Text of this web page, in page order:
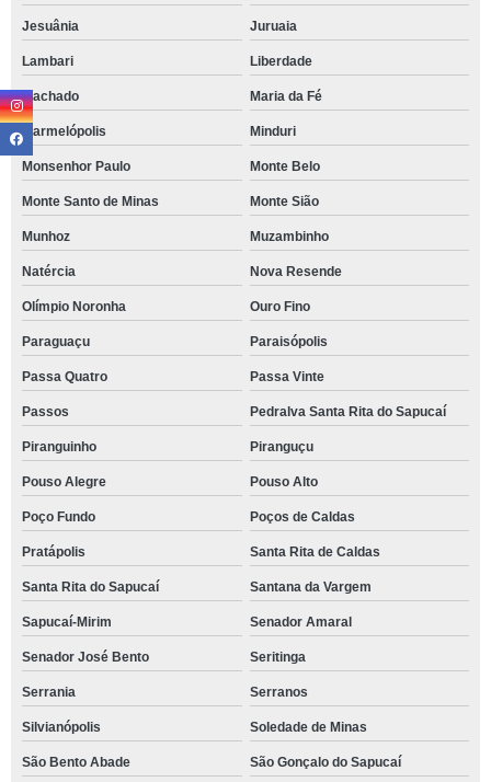
Jesuânia Juruaia
Lambari Liberdade
Machado Maria da Fé
Marmelópolis Minduri
Monsenhor Paulo Monte Belo
Monte Santo de Minas Monte Sião
Munhoz Muzambinho
Natércia Nova Resende
Olímpio Noronha Ouro Fino
Paraguaçu Paraisópolis
Passa Quatro Passa Vinte
Passos Pedralva Santa Rita do Sapucaí
Piranguinho Piranguçu
Pouso Alegre Pouso Alto
Poço Fundo Poços de Caldas
Pratápolis Santa Rita de Caldas
Santa Rita do Sapucaí Santana da Vargem
Sapucaí-Mirim Senador Amaral
Senador José Bento Seritinga
Serrania Serranos
Silvianópolis Soledade de Minas
São Bento Abade São Gonçalo do Sapucaí